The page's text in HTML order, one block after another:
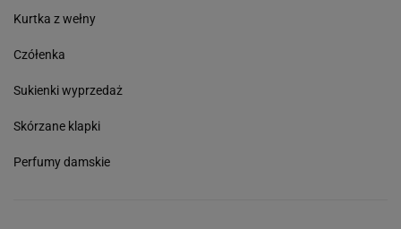
Kurtka z wełny
Czółenka
Sukienki wyprzedaż
Skórzane klapki
Perfumy damskie